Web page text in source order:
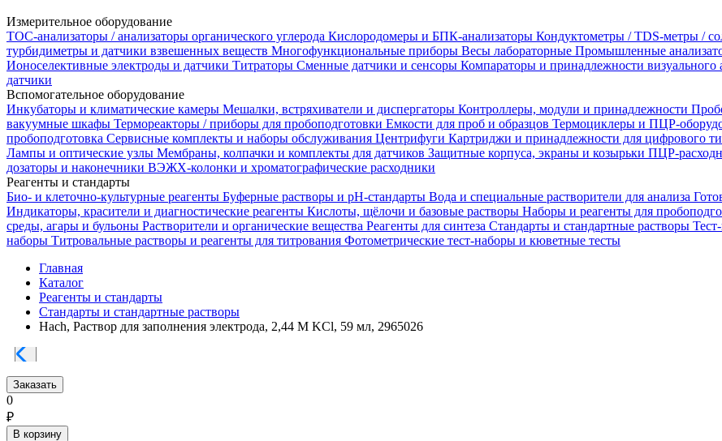
Измерительное оборудование
TOC-анализаторы / анализаторы органического углерода Кислородомеры и БПК-анализаторы Кондуктометры / TDS-метры /
турбидиметры и датчики взвешенных веществ Многофункциональные приборы Весы лабораторные Промышленные
Ионоселективные электроды и датчики Титраторы Сменные датчики и сенсоры Компараторы и принадлежности визуального
датчики
Вспомогательное оборудование
Инкубаторы и климатические камеры Мешалки, встряхиватели и диспергаторы Контроллеры, модули и принадлежности
вакуумные шкафы Термореакторы / приборы для пробоподготовки Емкости для проб и образцов Термоциклеры и ПЦР-
пробоподготовка Сервисные комплекты и наборы обслуживания Центрифуги Картриджи и принадлежности для цифрового
Лампы и оптические узлы Мембраны, колпачки и комплекты для датчиков Защитные корпуса, экраны и козырьки ПЦР-
дозаторы и наконечники ВЭЖХ-колонки и хроматографические расходники
Реагенты и стандарты
Био- и клеточно-культурные реагенты Буферные растворы и pH-стандарты Вода и специальные растворители для анализа
Индикаторы, красители и диагностические реагенты Кислоты, щёлочи и базовые растворы Наборы и реагенты для
среды, агары и бульоны Растворители и органические вещества Реагенты для синтеза Стандарты и стандартные растворы
наборы Титровальные растворы и реагенты для титрования Фотометрические тест-наборы и кюветные тесты
Главная
Каталог
Реагенты и стандарты
Стандарты и стандартные растворы
Hach, Раствор для заполнения электрода, 2,44 M KCl, 59 мл, 2965026
Заказать
0
₽
В корзину